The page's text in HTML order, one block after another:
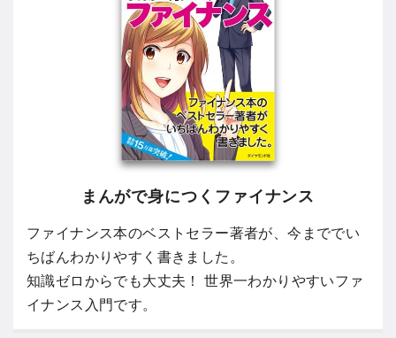
まんがで身につくファイナンス
ファイナンス本のベストセラー著者が、今まででい
ちばんわかりやすく書きました。
知識ゼロからでも大丈夫！ 世界一わかりやすいファ
イナンス入門です。